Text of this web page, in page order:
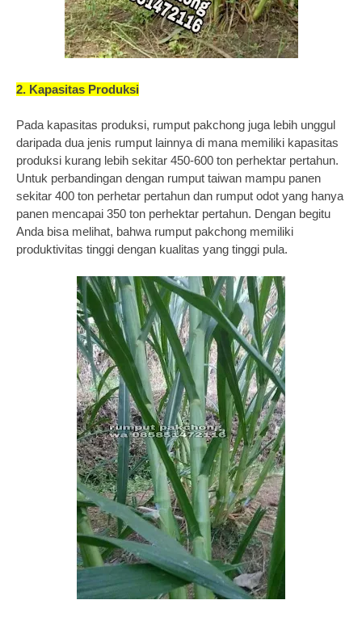
2. Kapasitas Produksi
Pada kapasitas produksi, rumput pakchong juga lebih unggul
daripada dua jenis rumput lainnya di mana memiliki kapasitas
produksi kurang lebih sekitar 450-600 ton perhektar pertahun.
Untuk perbandingan dengan rumput taiwan mampu panen
sekitar 400 ton perhetar pertahun dan rumput odot yang hanya
panen mencapai 350 ton perhektar pertahun. Dengan begitu
Anda bisa melihat, bahwa rumput pakchong memiliki
produktivitas tinggi dengan kualitas yang tinggi pula.